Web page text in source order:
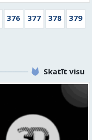
376 377 378 379
Skatīt visu